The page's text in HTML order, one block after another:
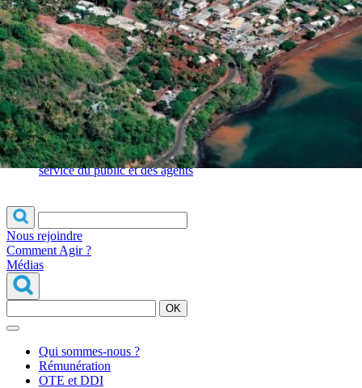
Rémunération
|
OTE et DDI
|
Travail & santé
|
Action sociale
|
Contractuels
|
Le dialogue social engagé pour une Intelligence Artificielle au
service du public et des agents
Nous rejoindre
Comment Agir ?
Médias
OK
Qui sommes-nous ?
Rémunération
OTE et DDI